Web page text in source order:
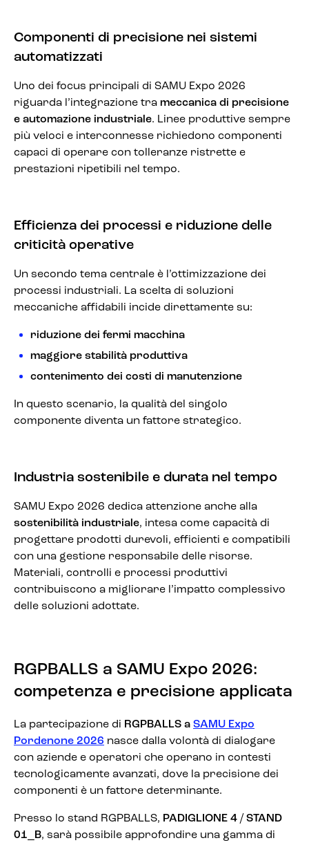
Componenti di precisione nei sistemi
automatizzati
Uno dei focus principali di SAMU Expo 2026
riguarda l’integrazione tra meccanica di precisione
e automazione industriale. Linee produttive sempre
più veloci e interconnesse richiedono componenti
capaci di operare con tolleranze ristrette e
prestazioni ripetibili nel tempo.
Efficienza dei processi e riduzione delle
criticità operative
Un secondo tema centrale è l’ottimizzazione dei
processi industriali. La scelta di soluzioni
meccaniche affidabili incide direttamente su:
riduzione dei fermi macchina
maggiore stabilità produttiva
contenimento dei costi di manutenzione
In questo scenario, la qualità del singolo
componente diventa un fattore strategico.
Industria sostenibile e durata nel tempo
SAMU Expo 2026 dedica attenzione anche alla
sostenibilità industriale, intesa come capacità di
progettare prodotti durevoli, efficienti e compatibili
con una gestione responsabile delle risorse.
Materiali, controlli e processi produttivi
contribuiscono a migliorare l’impatto complessivo
delle soluzioni adottate.
RGPBALLS a SAMU Expo 2026:
competenza e precisione applicata
La partecipazione di RGPBALLS a SAMU Expo
Pordenone 2026 nasce dalla volontà di dialogare
con aziende e operatori che operano in contesti
tecnologicamente avanzati, dove la precisione dei
componenti è un fattore determinante.
Presso lo stand RGPBALLS, PADIGLIONE 4 / STAND
01_B, sarà possibile approfondire una gamma di